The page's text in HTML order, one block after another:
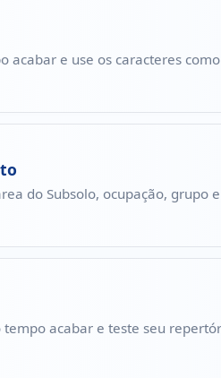
acabar e use os caracteres
do Subsolo, ocupação, grupo
acabar e teste seu